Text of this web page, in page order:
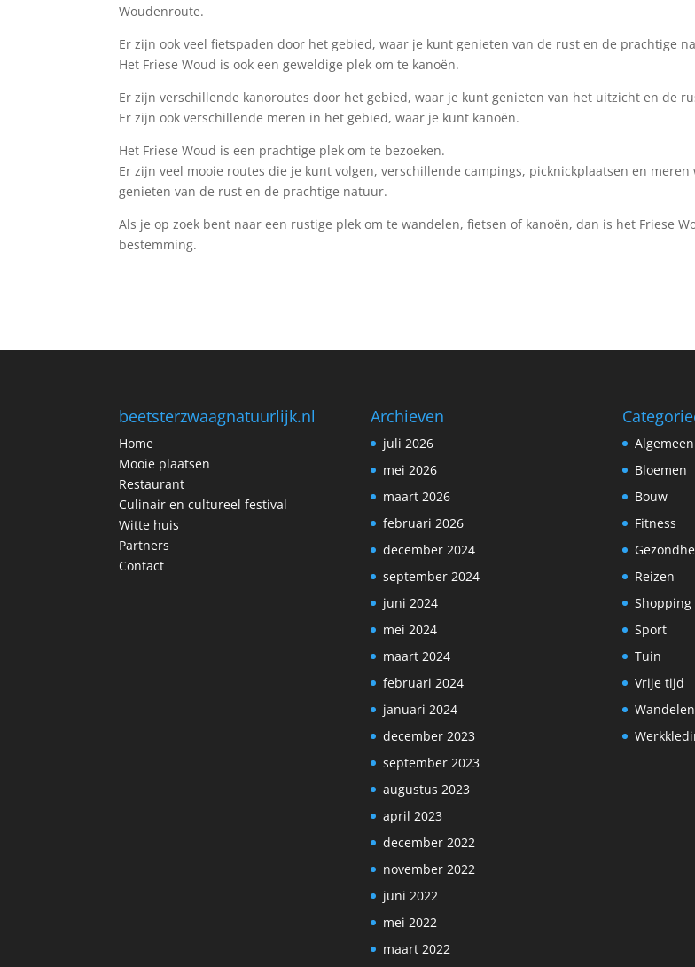
Woudenroute.
Er zijn ook veel fietspaden door het gebied, waar je kunt genieten van de rust en de prachtige
Het Friese Woud is ook een geweldige plek om te kanoën.
Er zijn verschillende kanoroutes door het gebied, waar je kunt genieten van het uitzicht en de
Er zijn ook verschillende meren in het gebied, waar je kunt kanoën.
Het Friese Woud is een prachtige plek om te bezoeken.
Er zijn veel mooie routes die je kunt volgen, verschillende campings, picknickplaatsen en meren
genieten van de rust en de prachtige natuur.
Als je op zoek bent naar een rustige plek om te wandelen, fietsen of kanoën, dan is het Friese
bestemming.
beetsterzwaagnatuurlijk.nl
Home
Mooie plaatsen
Restaurant
Culinair en cultureel festival
Witte huis
Partners
Contact
Archieven
juli 2026
mei 2026
maart 2026
februari 2026
december 2024
september 2024
juni 2024
mei 2024
maart 2024
februari 2024
januari 2024
december 2023
september 2023
augustus 2023
april 2023
december 2022
november 2022
juni 2022
mei 2022
maart 2022
Algemeen
Bloemen
Bouw
Fitness
Reizen
Shopping
Sport
Tuin
Vrije tijd
Wandelen